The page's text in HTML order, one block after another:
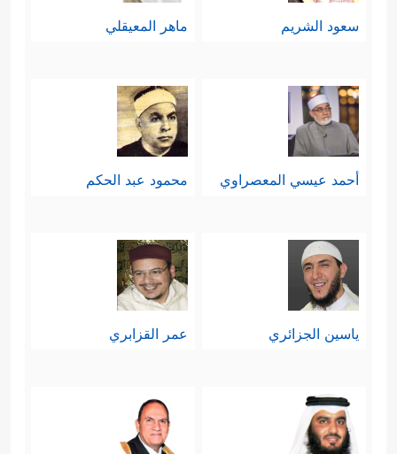
سعود الشريم ماهر المعيقلي
أحمد عيسي المعصراوي محمود عبد الحكم
ياسين الجزائري عمر القزابري